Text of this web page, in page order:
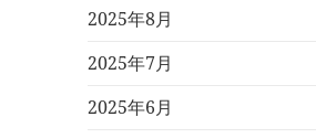
2025年8月
2025年7月
2025年6月